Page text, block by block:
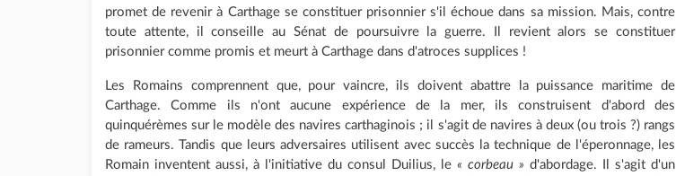
promet de revenir à Carthage se constituer prisonnier s'il échoue dans sa mission. Mais, contre
toute attente, il conseille au Sénat de poursuivre la guerre. Il revient alors se constituer
prisonnier comme promis et meurt à Carthage dans d'atroces supplices !
Les Romains comprennent que, pour vaincre, ils doivent abattre la puissance maritime de
Carthage. Comme ils n'ont aucune expérience de la mer, ils construisent d'abord des
quinquérèmes sur le modèle des navires carthaginois ; il s'agit de navires à deux (ou trois ?) rangs
de rameurs. Tandis que leurs adversaires utilisent avec succès la technique de l'éperonnage, les
Romain inventent aussi, à l'initiative du consul Duilius, le « corbeau » d'abordage. Il s'agit d'un